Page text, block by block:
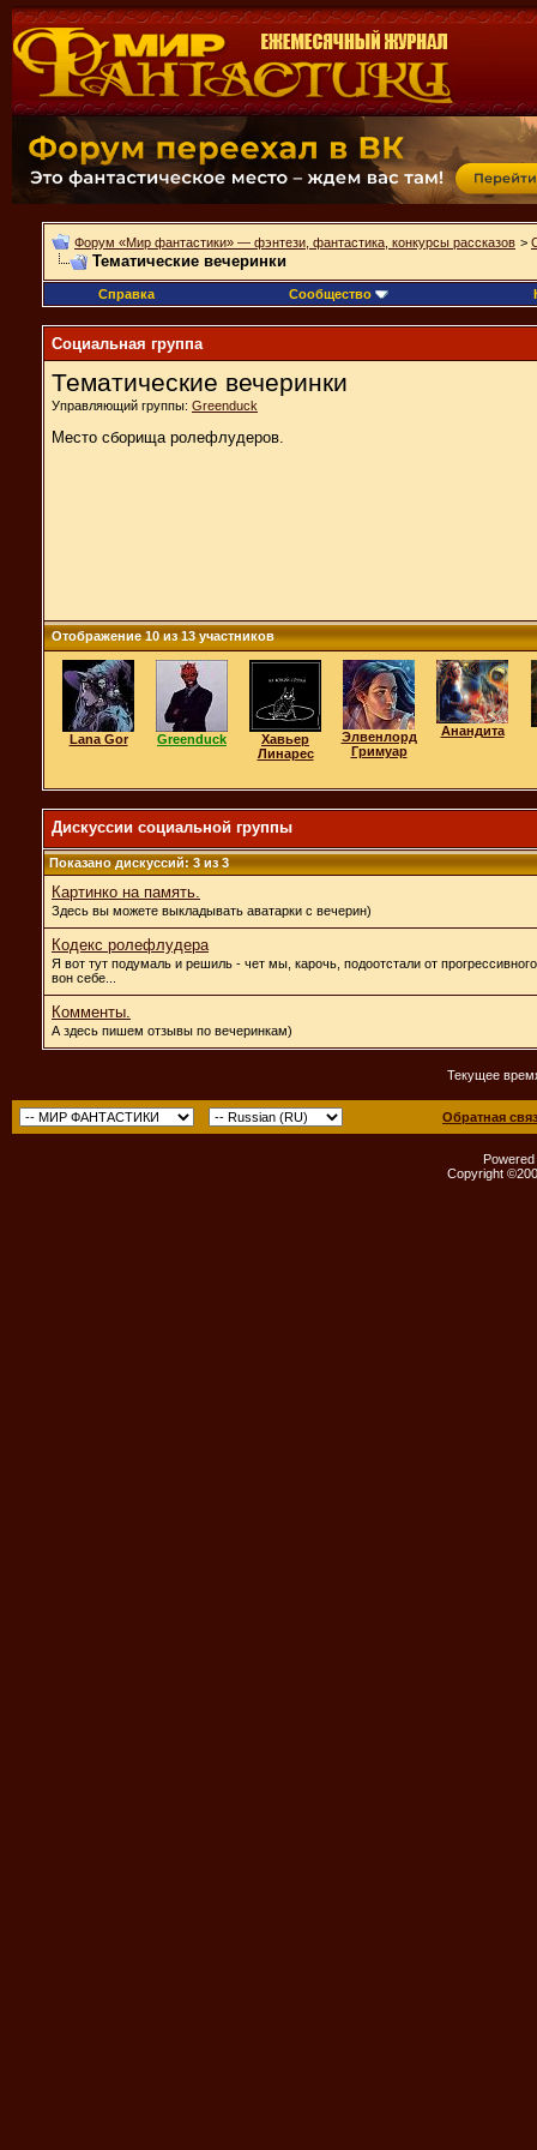
Форум «Мир фантастики» — фэнтези, фантастика, конкурсы рассказов >
Тематические вечеринки
Справка Сообщество
Социальная группа
Тематические вечеринки
Управляющий группы: Greenduck
Место сборища ролефлудеров.
Отображение 10 из 13 участников
Lana Gor Greenduck
Хавьер
Линарес
Элвенлорд
Гримуар
Анандита
Дискуссии социальной группы
Показано дискуссий: 3 из 3
Картинко на память.
Здесь вы можете выкладывать аватарки с вечерин)
Кодекс ролефлудера
Я вот тут подумаль и решиль - чет мы, карочь, подоотстали от
вон себе...
Комменты.
А здесь пишем отзывы по вечеринкам)
Текущее
Обратная
Copyright